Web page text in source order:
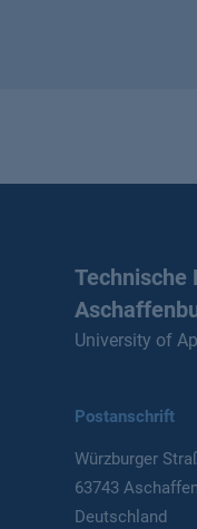
Technische
University of
Postanschrift
Würzburger
63743
Deutschland